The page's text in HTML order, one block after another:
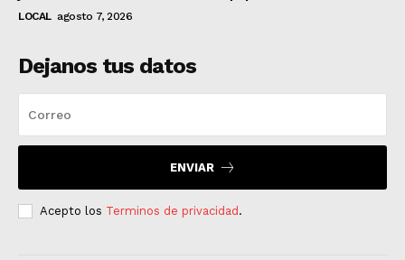
LOCAL agosto 7, 2026
Dejanos tus datos
ENVIAR
Acepto los Terminos de privacidad.